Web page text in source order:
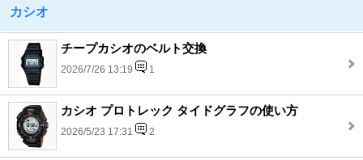
カシオ
チープカシオのベルト交換
2026/7/26 13:19 1
カシオ プロトレック タイドグラフの使い方
2026/5/23 17:31 2